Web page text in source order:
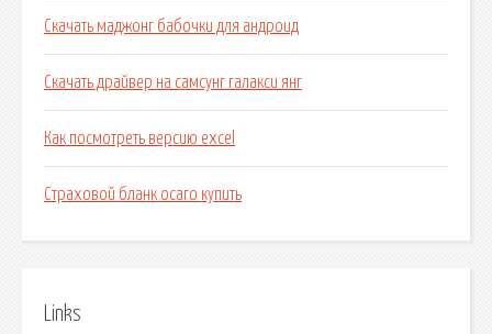
Скачать маджонг бабочки для андроид
Скачать драйвер на самсунг галакси янг
Как посмотреть версию excel
Страховой бланк осаго купить
Links